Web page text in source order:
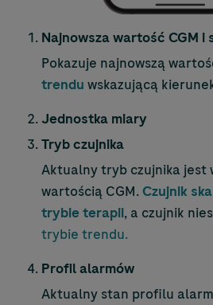
Najnowsza wartość CGM i
Pokazuje najnowszą
trendu wskazującą
Jednostka miary
Tryb czujnika
Aktualny tryb czujnika jest
wartością CGM.Czujnik
trybie terapii, a czujnik
trybie trendu.
Profil alarmów
Aktualny stan profilu